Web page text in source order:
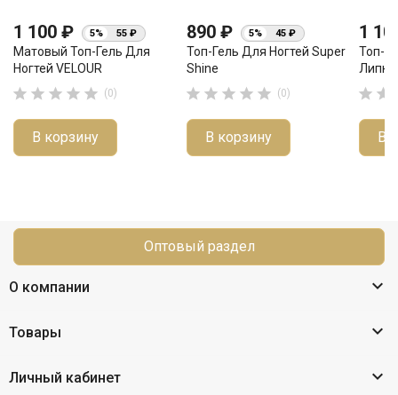
1 100 ₽ 5% 55 ₽
Матовый Топ-Гель Для
Ногтей VELOUR
     (0)
В корзину
890 ₽ 5% 45 ₽
Топ-Гель Для Ногтей Super
Shine
     (0)
В корзину
1
Топ-
 
В
Оптовый раздел
О компании 
Товары 
Личный кабинет 